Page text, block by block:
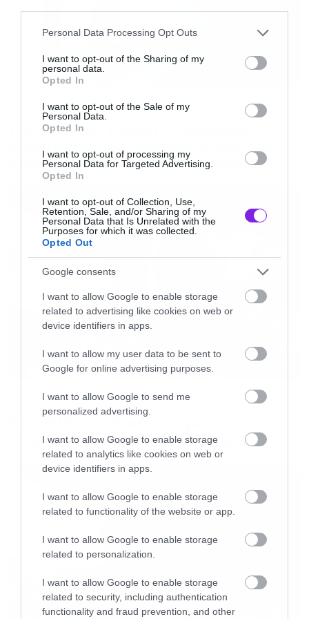
Please note that this website/app uses one or more Google
not limited to your visit or usage behaviour. You may click to
grant or deny consent to Google and its third-party tags to
use your data for below specified purposes in below Google
consent section.
Personal Data Processing Opt Outs
I want to opt-out of the Sharing of my
personal data.
Opted In
I want to opt-out of the Sale of my
Personal Data.
Opted In
I want to opt-out of processing my
Personal Data for Targeted Advertising.
Opted In
I want to opt-out of Collection, Use,
Retention, Sale, and/or Sharing of my
Personal Data that Is Unrelated with the
Purposes for which it was collected.
Opted Out
Google consents
I want to allow Google to enable storage
related to advertising like cookies on web or
device identifiers in apps.
I want to allow my user data to be sent to
Google for online advertising purposes.
I want to allow Google to send me
personalized advertising.
I want to allow Google to enable storage
related to analytics like cookies on web or
device identifiers in apps.
I want to allow Google to enable storage
related to functionality of the website or app.
I want to allow Google to enable storage
related to personalization.
I want to allow Google to enable storage
related to security, including authentication
functionality and fraud prevention, and other
«Joker», 82 αίθουσες στην Αθήνα, 167
πανελλαδικά, 90.571 εισιτήρια (3η εβδομάδα) |
Σύνολο εισιτηρίων μέχρι σήμερα: 591.871
«Maleficent: Η Δύναμη του Σκότους»
, 88
αίθουσες στην Αθήνα, 213 πανελλαδικά,
«Επικίνδυνες Κυρίες», 22 αίθουσες στην
Αθήνα, 49 πανελλαδικά, 11.016 εισιτήρια (1η
εβδομάδα)
«Ενήλικοι στην Αίθουσα», 31 αίθουσες στην
Αθήνα, 68 πανελλαδικά, 6.109 εισιτήρια (3η
εβδομάδα) | Σύνολο εισιτηρίων μέχρι σήμερα:
64.005
«Το Μαγικό Χαλί», 29 αίθουσες στην Αθήνα, 57
πανελλαδικά, 5.873 εισιτήρια (4η εβδομάδα) |
Σύνολο εισιτηρίων μέχρι σήμερα: 35.835
«Παράσιτα», 2 αίθουσες στην Αθήνα, 3
πανελλαδικά, 5.623 εισιτήρια (2η εβδομάδα) |
Σύνολο εισιτηρίων μέχρι σήμερα: 6.919
«Μπάτε Σκύλοι Αλέστε 2», 15 αίθουσες στην
Αθήνα, 43 πανελλαδικά, 4.577 εισιτήρια (8η
Movies
The X-Files: I Want to Believe –
Επιστρέφει με director’s cut που
υπόσχεται περισσότερο τρόμο
Movies
Box Office: Οι καλύτερες
πρεμιέρες όλων των εποχών